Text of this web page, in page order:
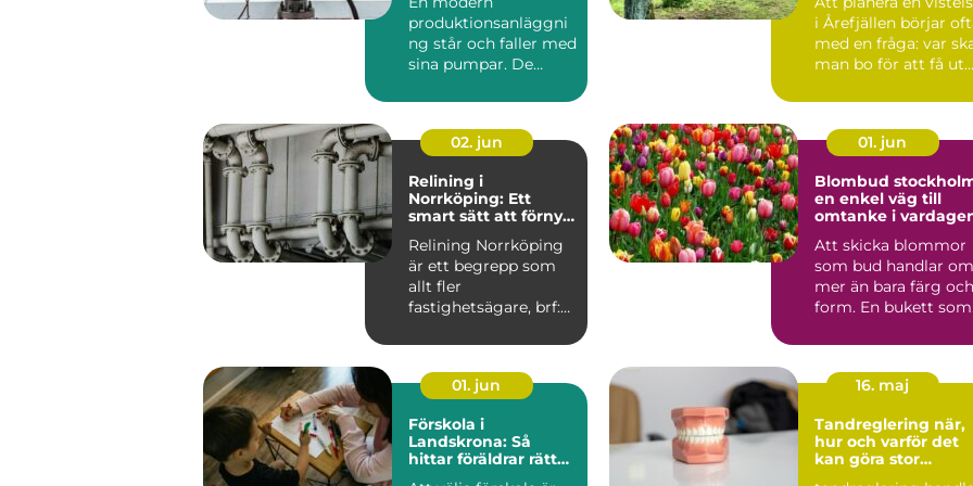
produktionsanläggni
ng står och faller med
sina pumpar. De
i Årefjällen börjar
med en fråga: var
man bo för att få ut
02. jun
Relining i
Norrköping: Ett
smart sätt att förnya
Relining Norrköping
är ett begrepp som
allt fler
fastighetsägare, brf:er
01. jun
Blombud
en enkel väg till
omtanke i
Att skicka blommor
som bud handlar om
mer än bara färg och
form. En bukett som
dör...
01. jun
Förskola i
Landskrona: Så
hittar föräldrar rätt
16. maj
Tandreglering när,
hur och varför det
kan göra stor